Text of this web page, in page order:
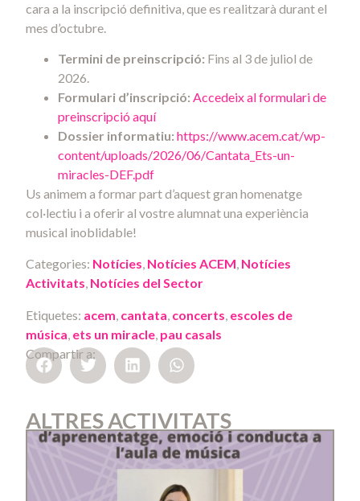
cara a la inscripció definitiva, que es realitzarà durant el
mes d’octubre.
Termini de preinscripció: Fins al 3 de juliol de
2026.
Formulari d’inscripció: Accedeix al formulari de
preinscripció aquí
Dossier informatiu: https://www.acem.cat/wp-
content/uploads/2026/06/Cantata_Ets-un-
miracles-DEF.pdf
Us animem a formar part d’aquest gran homenatge
col·lectiu i a oferir al vostre alumnat una experiència
musical inoblidable!
Categories: Notícies, Notícies ACEM, Notícies
Activitats, Notícies del Sector
Etiquetes: acem, cantata, concerts, escoles de
música, ets un miracle, pau casals
Compartir a:
ALTRES ACTIVITATS